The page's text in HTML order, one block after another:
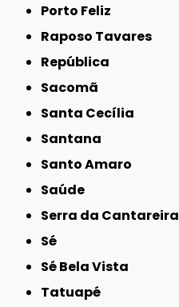
Porto Feliz
Raposo Tavares
República
Sacomã
Santa Cecília
Santana
Santo Amaro
Saúde
Serra da Cantareira
Sé
Sé Bela Vista
Tatuapé